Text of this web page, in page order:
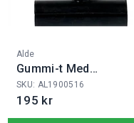
Fabrikat:
Alde
Gummi-t Med
Luftnippel
SKU: AL1900516
195 kr